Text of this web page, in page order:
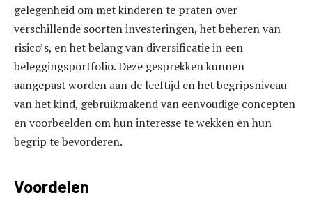
gelegenheid om met kinderen te praten over
verschillende soorten investeringen, het beheren van
risico’s, en het belang van diversificatie in een
beleggingsportfolio. Deze gesprekken kunnen
aangepast worden aan de leeftijd en het begripsniveau
van het kind, gebruikmakend van eenvoudige concepten
en voorbeelden om hun interesse te wekken en hun
begrip te bevorderen.
Voordelen